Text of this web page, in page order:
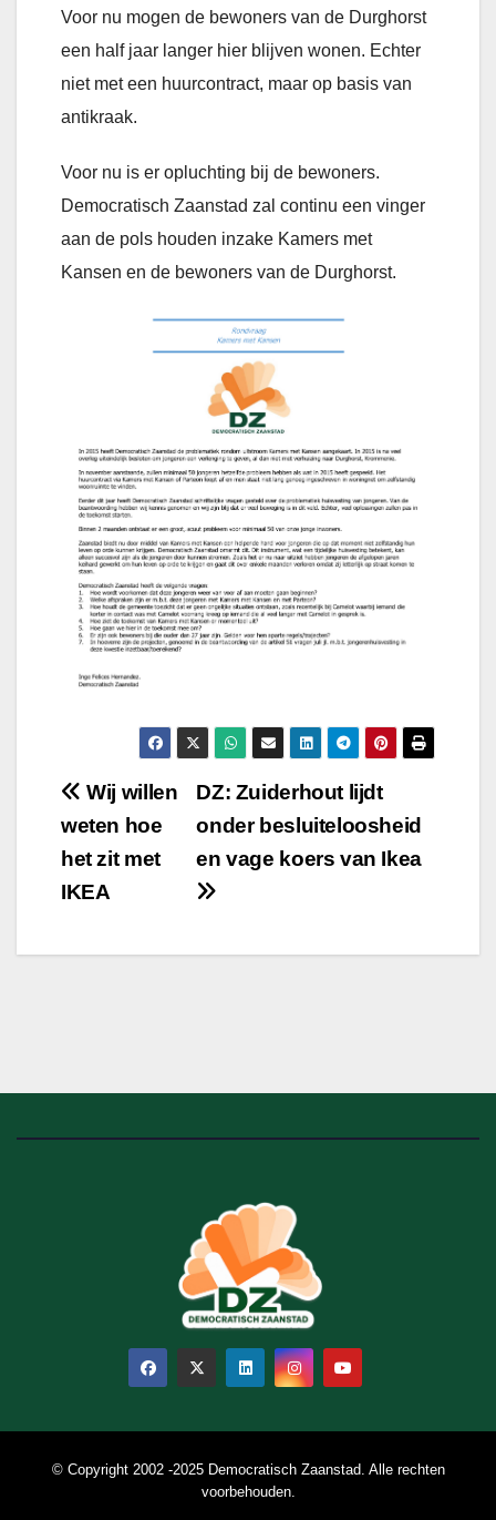
Voor nu mogen de bewoners van de Durghorst
een half jaar langer hier blijven wonen. Echter
niet met een huurcontract, maar op basis van
antikraak.
Voor nu is er opluchting bij de bewoners.
Democratisch Zaanstad zal continu een vinger
aan de pols houden inzake Kamers met
Kansen en de bewoners van de Durghorst.
Bericht
navigatie
DZ: Zuiderhout lijdt
onder besluiteloosheid
en vage koers van Ikea
Wij willen
weten hoe
het zit met
IKEA
© Copyright 2002 -2025 Democratisch Zaanstad. Alle rechten
voorbehouden.